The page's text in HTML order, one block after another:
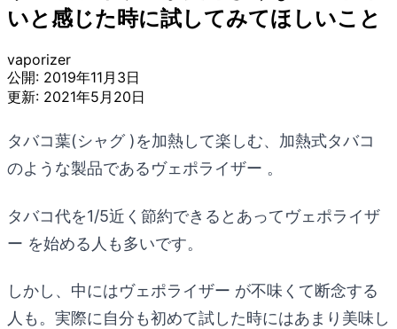
いと感じた時に試してみてほしいこと
vaporizer
公開: 2019年11月3日
更新: 2021年5月20日
タバコ葉(シャグ )を加熱して楽しむ、加熱式タバコ
のような製品であるヴェポライザー 。
タバコ代を1/5近く節約できるとあってヴェポライザ
ー を始める人も多いです。
しかし、中にはヴェポライザー が不味くて断念する
人も。実際に自分も初めて試した時にはあまり美味し